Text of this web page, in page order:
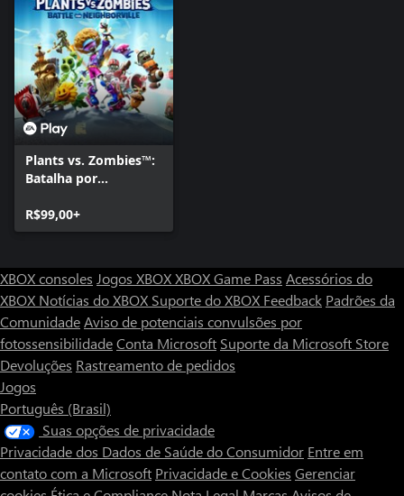
Plants vs. Zombies™:
Batalha por
R$99,00+
XBOX consoles Jogos XBOXXBOX Game Pass Acessórios do
XBOX Notícias do XBOX Suporte do XBOX Feedback Padrões da
ComunidadeAviso de potenciais convulsões por
fotossensibilidadeConta Microsoft Suporte da Microsoft Store
Devoluções Rastreamento de pedidos
Jogos
Português (Brasil)
Suas opções de privacidade
Privacidade dos Dados de Saúde do Consumidor Entre em
contato com a Microsoft Privacidade e Cookies Gerenciar